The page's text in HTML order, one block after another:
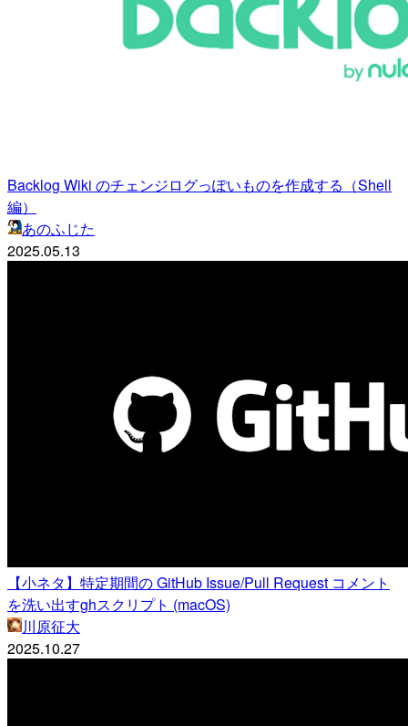
Backlog Wiki のチェンジログっぽいものを作成する（Shell
編）
あのふじた
2025.05.13
【小ネタ】特定期間の GitHub Issue/Pull Request コメント
を洗い出すghスクリプト (macOS)
川原征大
2025.10.27